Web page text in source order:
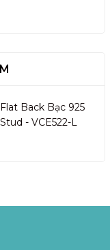
Back Bạc 925
- VCE522-L